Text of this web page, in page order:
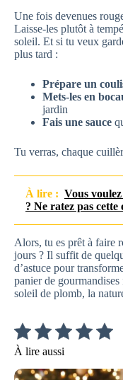
Une fois devenues
Laisse-les plutôt à
soleil. Et si tu veux
plus tard :
Prépare un
Mets-les en
jardin
Fais une sauce
Tu verras, chaque
À lire : Vous
? Ne ratez pas cette
Alors, tu es prêt à faire
jours ? Il suffit de
d’astuce pour
panier de
soleil de plomb, la
À lire aussi